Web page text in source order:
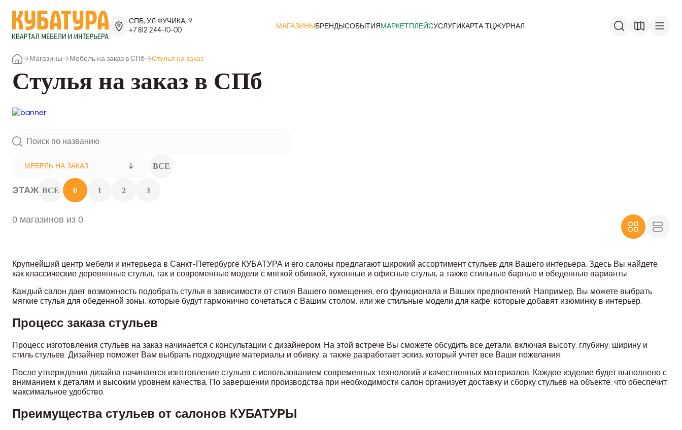
СПБ, УЛ.ФУЧИКА, 9
+7 812 244-10-00
МАГАЗИНЫБРЕНДЫСОБЫТИЯМАРКЕТПЛЕЙСУСЛУГИКАРТА ТЦЖУРНАЛ
Магазины Мебель на заказ в СПб Стулья на заказ
Стулья на заказ в СПб
МЕБЕЛЬ НА ЗАКАЗ ВСЕ
ЭТАЖ ВСЕ 0 1 2 3
0 магазинов из 0
Крупнейший центр мебели и интерьера в Санкт-Петербурге КУБАТУРА и его салоны предлагают широкий ассортимент стульев для Вашего интерьера. Здесь Вы найдете
как классические деревянные стулья, так и современные модели с мягкой обивкой, кухонные и офисные стулья, а также стильные барные и обеденные варианты.
Каждый салон дает возможность подобрать стулья в зависимости от стиля Вашего помещения, его функционала и Ваших предпочтений. Например, Вы можете выбрать
мягкие стулья для обеденной зоны, которые будут гармонично сочетаться с Вашим столом, или же стильные модели для кафе, которые добавят изюминку в интерьер.
Процесс заказа стульев
Процесс изготовления стульев на заказ начинается с консультации с дизайнером. На этой встрече Вы сможете обсудить все детали, включая высоту, глубину, ширину и
стиль стульев. Дизайнер поможет Вам выбрать подходящие материалы и обивку, а также разработает эскиз, который учтет все Ваши пожелания.
После утверждения дизайна начинается изготовление стульев с использованием современных технологий и качественных материалов. Каждое изделие будет выполнено с
вниманием к деталям и высоким уровнем качества. По завершении производства при необходимости салон организует доставку и сборку стульев на объекте, что обеспечит
максимальное удобство.
Преимущества стульев от салонов КУБАТУРЫ